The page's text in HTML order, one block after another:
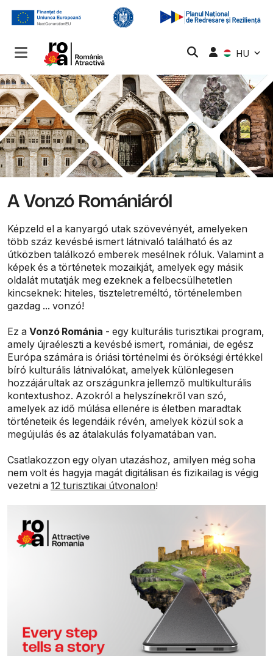
HU
A Vonzó Romániáról
Képzeld el a kanyargó utak szövevényét, amelyeken
több száz kevésbé ismert látnivaló található és az
útközben találkozó emberek mesélnek róluk. Valamint a
képek és a történetek mozaikját, amelyek egy másik
oldalát mutatják meg ezeknek a felbecsülhetetlen
kincseknek: hiteles, tiszteletreméltó, történelemben
gazdag ... vonzó!
Ez a Vonzó Románia - egy kulturális turisztikai program,
amely újraéleszti a kevésbé ismert, romániai, de egész
Európa számára is óriási történelmi és örökségi értékkel
bíró kulturális látnivalókat, amelyek különlegesen
hozzájárultak az országunkra jellemző multikulturális
kontextushoz. Azokról a helyszínekről van szó,
amelyek az idő múlása ellenére is életben maradtak
történeteik és legendáik révén, amelyek közül sok a
megújulás és az átalakulás folyamatában van.
Csatlakozzon egy olyan utazáshoz, amilyen még soha
nem volt és hagyja magát digitálisan és fizikailag is végig
vezetni a 12 turisztikai útvonalon!